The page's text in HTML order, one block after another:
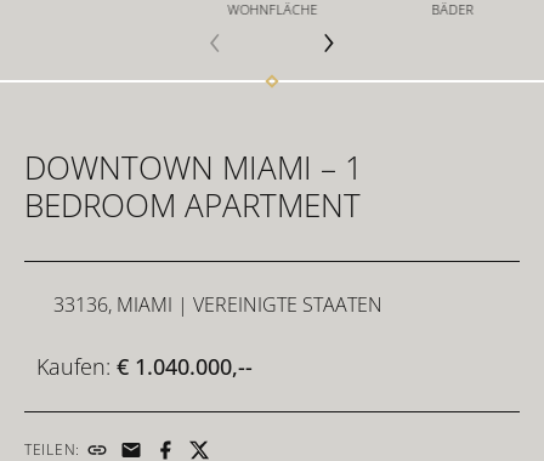
FÜR INVESTOREN
FÜR DEVELOPER
KONTAKT
WOHNFLÄCHE BÄDER
DOWNTOWN MIAMI – 1
BEDROOM APARTMENT
33136, MIAMI | VEREINIGTE STAATEN
Kaufen: € 1.040.000,--
TEILEN: